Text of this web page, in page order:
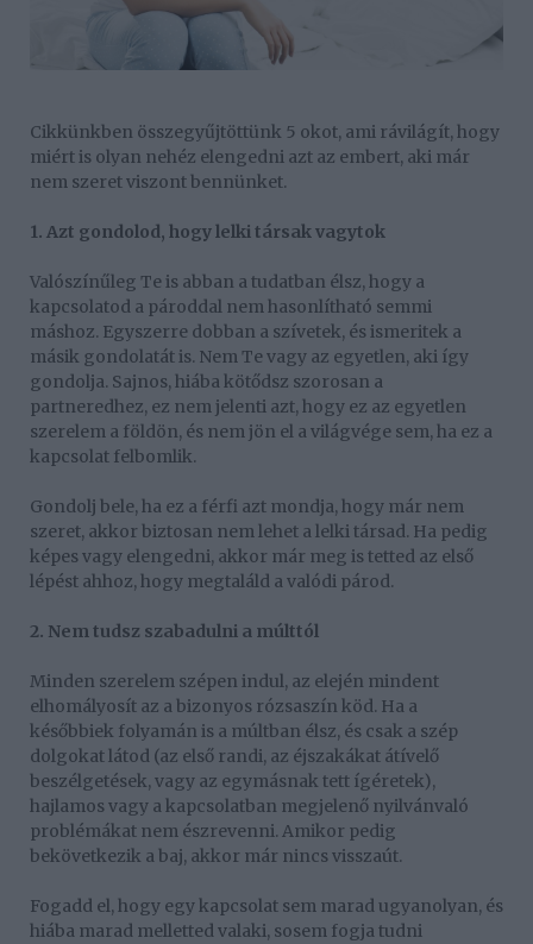
Cikkünkben összegyűjtöttünk 5 okot, ami rávilágít, hogy
miért is olyan nehéz elengedni azt az embert, aki már
nem szeret viszont bennünket.
1. Azt gondolod, hogy lelki társak vagytok
Valószínűleg Te is abban a tudatban élsz, hogy a
kapcsolatod a pároddal nem hasonlítható semmi
máshoz. Egyszerre dobban a szívetek, és ismeritek a
másik gondolatát is. Nem Te vagy az egyetlen, aki így
gondolja. Sajnos, hiába kötődsz szorosan a
partneredhez, ez nem jelenti azt, hogy ez az egyetlen
szerelem a földön, és nem jön el a világvége sem, ha ez a
kapcsolat felbomlik.
Gondolj bele, ha ez a férfi azt mondja, hogy már nem
szeret, akkor biztosan nem lehet a lelki társad. Ha pedig
képes vagy elengedni, akkor már meg is tetted az első
lépést ahhoz, hogy megtaláld a valódi párod.
2. Nem tudsz szabadulni a múlttól
Minden szerelem szépen indul, az elején mindent
elhomályosít az a bizonyos rózsaszín köd. Ha a
későbbiek folyamán is a múltban élsz, és csak a szép
dolgokat látod (az első randi, az éjszakákat átívelő
beszélgetések, vagy az egymásnak tett ígéretek),
hajlamos vagy a kapcsolatban megjelenő nyilvánvaló
problémákat nem észrevenni. Amikor pedig
bekövetkezik a baj, akkor már nincs visszaút.
Fogadd el, hogy egy kapcsolat sem marad ugyanolyan, és
hiába marad melletted valaki, sosem fogja tudni